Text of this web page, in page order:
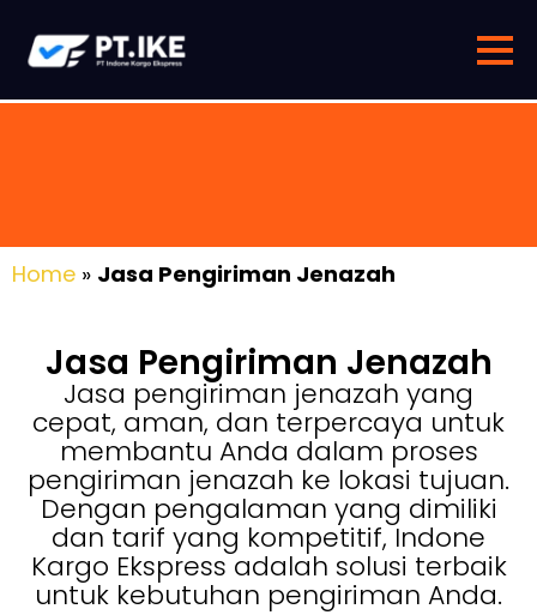
Home » Jasa Pengiriman Jenazah
Jasa Pengiriman Jenazah
Jasa pengiriman jenazah yang
cepat, aman, dan terpercaya untuk
membantu Anda dalam proses
pengiriman jenazah ke lokasi tujuan.
Dengan pengalaman yang dimiliki
dan tarif yang kompetitif, Indone
Kargo Ekspress adalah solusi terbaik
untuk kebutuhan pengiriman Anda.